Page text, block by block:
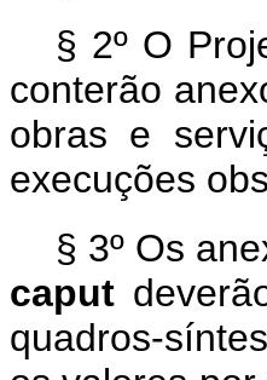
§ 2º O
conterão
obras e
execuções
§ 3º Os
caput
quadros-